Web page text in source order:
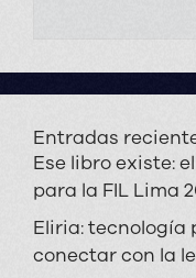
Entradas
Ese libro existe:
para la FIL Lima
Eliria: tecnología
conectar con la